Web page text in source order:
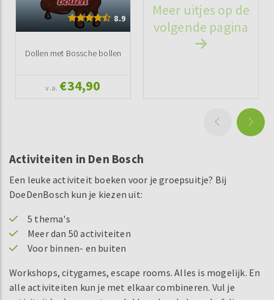
8.9
Dollen met Bossche bollen
v.a. €34,90
Meer uitjes op de
volgende pagina
Activiteiten in Den Bosch
Een leuke activiteit boeken voor je groepsuitje? Bij
DoeDenBosch kun je kiezen uit:
5 thema's
Meer dan 50 activiteiten
Voor binnen- en buiten
Workshops, citygames, escape rooms. Alles is mogelijk. En
alle activiteiten kun je met elkaar combineren. Vul je